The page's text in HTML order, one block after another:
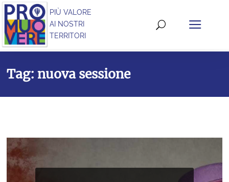
PIÙ VALORE
AI NOSTRI
TERRITORI
Tag: nuova sessione